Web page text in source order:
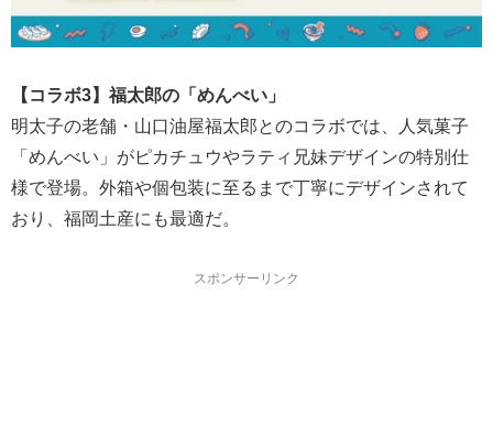
【コラボ3】福太郎の「めんべい」
明太子の老舗・山口油屋福太郎とのコラボでは、人気菓子
「めんべい」がピカチュウやラティ兄妹デザインの特別仕
様で登場。外箱や個包装に至るまで丁寧にデザインされて
おり、福岡土産にも最適だ。
スポンサーリンク